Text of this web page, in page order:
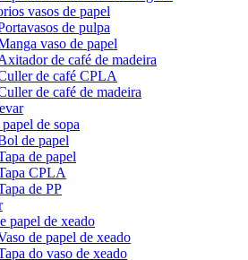
vasos de papel
de pulpa
vaso de papel
de café de madeira
de café CPLA
de café de madeira
de sopa
de papel
de papel
CPLA
de PP
papel de xeado
de papel de xeado
do vaso de xeado